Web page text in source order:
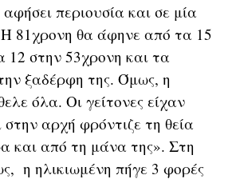
περιουσία και σε μία
81χρονη θα άφηνε από τα 15
12 στην 53χρονη και τα
ξαδέρφη της. Όμως, η
όλα. Οι γείτονες είχαν
στην αρχή φρόντιζε τη θεία
και από τη μάνα της». Στη
η ηλικιωμένη πήγε 3 φορές